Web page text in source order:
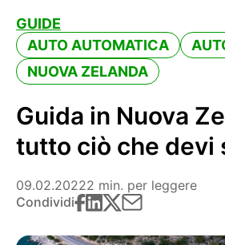
GUIDE
AUTO AUTOMATICA
NUOVA ZELANDA
Guida in Nuova
tutto ciò che devi
09.02.20222 min. per leggere
Condividi